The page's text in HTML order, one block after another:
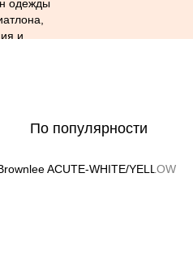
По популярности